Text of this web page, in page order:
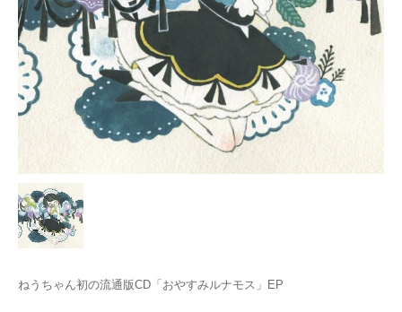
ねうちゃん初の流通版CD「おやすみルナモス」EP